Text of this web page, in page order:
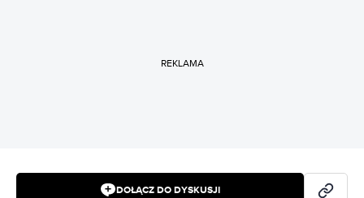
REKLAMA
DOŁĄCZ DO DYSKUSJI